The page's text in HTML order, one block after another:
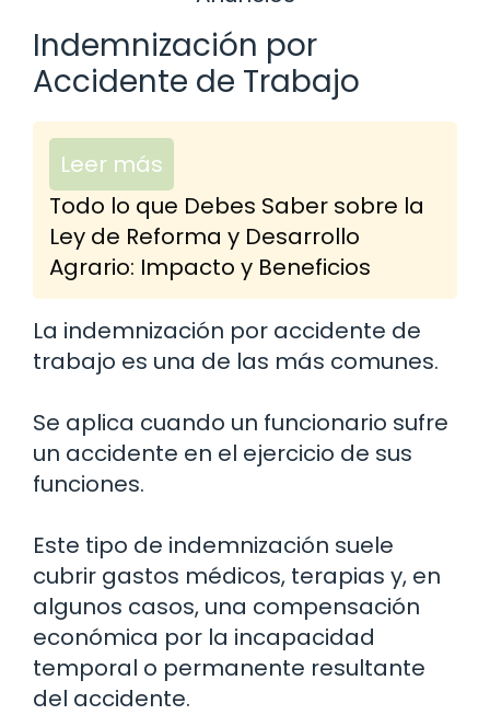
Indemnización por
Accidente de Trabajo
Leer más
Todo lo que Debes Saber sobre la
Ley de Reforma y Desarrollo
Agrario: Impacto y Beneficios
La indemnización por accidente de
trabajo es una de las más comunes.
Se aplica cuando un funcionario sufre
un accidente en el ejercicio de sus
funciones.
Este tipo de indemnización suele
cubrir gastos médicos, terapias y, en
algunos casos, una compensación
económica por la incapacidad
temporal o permanente resultante
del accidente.